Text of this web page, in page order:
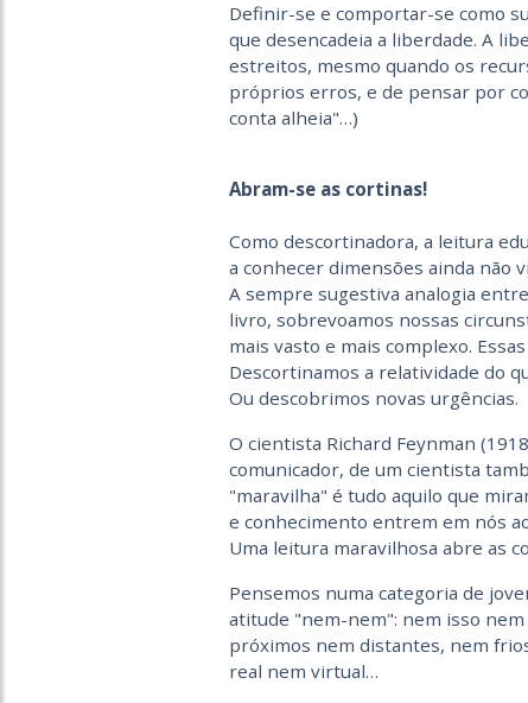
Definir-se e comportar-se como
que desencadeia a liberdade. A
estreitos, mesmo quando os
próprios erros, e de pensar por
conta alheia"…)
Abram-se as cortinas!
Como descortinadora, a leitura
a conhecer dimensões ainda não
A sempre sugestiva analogia
livro, sobrevoamos nossas
mais vasto e mais complexo.
Descortinamos a relatividade do
Ou descobrimos novas urgências.
O cientista Richard Feynman
comunicador, de um cientista
"maravilha" é tudo aquilo que
e conhecimento entrem em nós
Uma leitura maravilhosa abre as
Pensemos numa categoria de
atitude "nem-nem": nem isso
próximos nem distantes, nem
real nem virtual…